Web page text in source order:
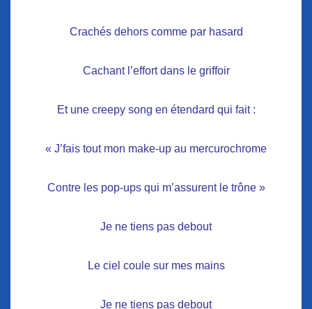
Crachés dehors comme par hasard
Cachant l’effort dans le griffoir
Et une creepy song en étendard qui fait :
« J’fais tout mon make-up au mercurochrome
Contre les pop-ups qui m’assurent le trône »
Je ne tiens pas debout
Le ciel coule sur mes mains
Je ne tiens pas debout